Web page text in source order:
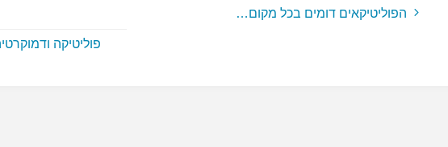
הפוליטיקאים דומים בכל מקום…
פוליטיקה